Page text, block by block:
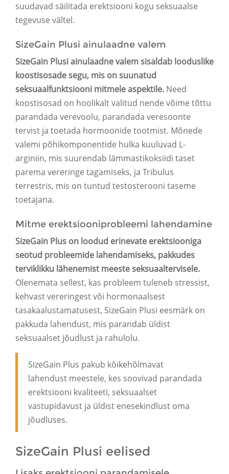
suudavad säilitada erektsiooni kogu seksuaalse
tegevuse vältel.
SizeGain Plusi ainulaadne valem
SizeGain Plusi ainulaadne valem sisaldab looduslike
koostisosade segu, mis on suunatud
seksuaalfunktsiooni mitmele aspektile. Need
koostisosad on hoolikalt valitud nende võime tõttu
parandada verevoolu, parandada veresoonte
tervist ja toetada hormoonide tootmist. Mõnede
valemi põhikomponentide hulka kuuluvad L-
arginiin, mis suurendab lämmastikoksiidi taset
parema vereringe tagamiseks, ja Tribulus
terrestris, mis on tuntud testosterooni taseme
toetajana.
Mitme erektsiooniprobleemi lahendamine
SizeGain Plus on loodud erinevate erektsiooniga
seotud probleemide lahendamiseks, pakkudes
terviklikku lähenemist meeste seksuaaltervisele.
Olenemata sellest, kas probleem tuleneb stressist,
kehvast vereringest või hormonaalsest
tasakaalustamatusest, SizeGain Plusi eesmärk on
pakkuda lahendust, mis parandab üldist
seksuaalset jõudlust ja rahulolu.
SizeGain Plus pakub kõikehõlmavat
lahendust meestele, kes soovivad parandada
erektsiooni kvaliteeti, seksuaalset
vastupidavust ja üldist enesekindlust oma
jõudluses.
SizeGain Plusi eelised